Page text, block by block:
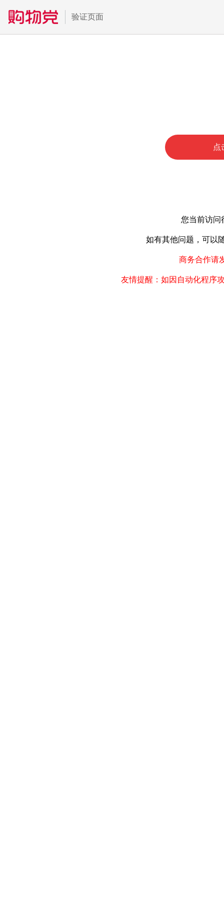
验证页面
点
您当前访问
如有其他问题，可以
商务合作请
友情提醒：如因自动化程序